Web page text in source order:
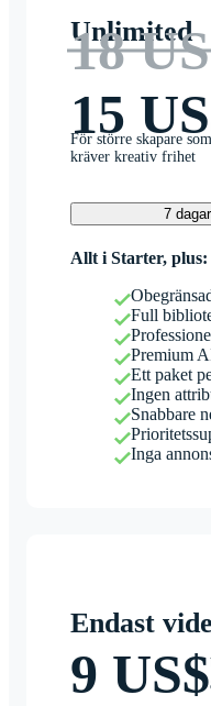
Unlimited
18
15
För större skapare
kräver kreativ frihet
7
Allt i Starter, plus:
Full
Premium
Ett paket
Ingen
Snabbare
Inga
Endast
9 US$